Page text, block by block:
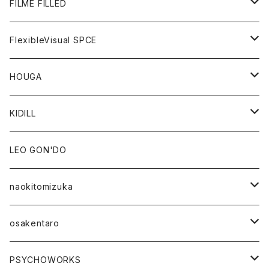
GOODS
BOTTOMS
GOODS
OUTER
TOPS
BOTTOMS
GOODS
FILME FILLED
OUTER
TOPS
BOTTOMS
GOODS
FlexibleVisual SPCE
TOPS
GOODS
HOUGA
OUTER
TOPS
BOTTOMS
GOODS
KIDILL
OUTER
TOPS
BOTTOMS
GOODS
LEO GON'DO
naokitomizuka
OUTER
TOPS
osakentaro
OUTER
PSYCHOWORKS